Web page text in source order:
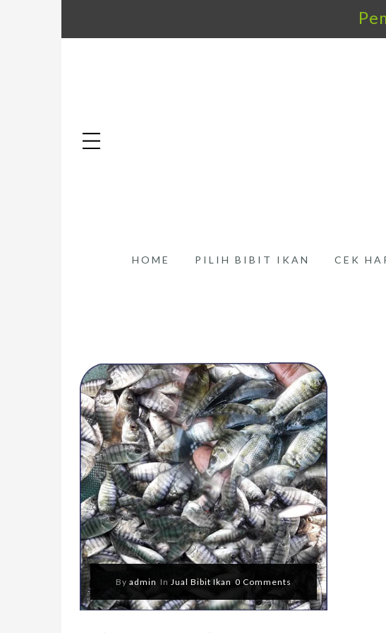
HOME PILIH BIBIT IKAN CEK
Byadmin In Jual Bibit Ikan 0 Comments